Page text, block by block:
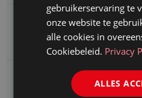
CAOP zoekt een
Juridisch adviseur (junior)
Kifid zoekt een
Jurist- secretaris
gebruikerservaring te
onze website te
alle cookies in
Cookiebeleid. Privacy
ALLES